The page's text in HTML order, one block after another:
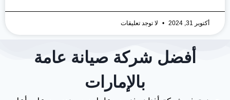
أكتوبر 31, 2024 لا توجد تعليقات
أفضل شركة صيانة عامة
بالإمارات